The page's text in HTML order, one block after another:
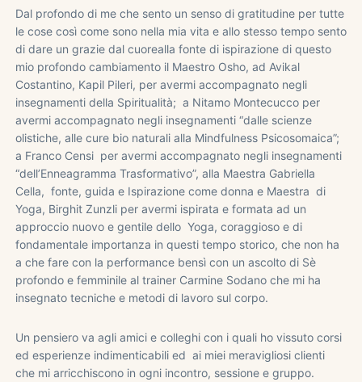
Dal profondo di me che sento un senso di gratitudine per tutte
le cose così come sono nella mia vita e allo stesso tempo sento
di dare un grazie dal cuorealla fonte di ispirazione di questo
mio profondo cambiamento il Maestro Osho, ad Avikal
Costantino, Kapil Pileri, per avermi accompagnato negli
insegnamenti della Spiritualità; a Nitamo Montecucco per
avermi accompagnato negli insegnamenti “dalle scienze
olistiche, alle cure bio naturali alla Mindfulness Psicosomaica”;
a Franco Censi per avermi accompagnato negli insegnamenti
“dell’Enneagramma Trasformativo”, alla Maestra Gabriella
Cella, fonte, guida e Ispirazione come donna e Maestra di
Yoga, Birghit Zunzli per avermi ispirata e formata ad un
approccio nuovo e gentile dello Yoga, coraggioso e di
fondamentale importanza in questi tempo storico, che non ha
a che fare con la performance bensì con un ascolto di Sè
profondo e femminile al trainer Carmine Sodano che mi ha
insegnato tecniche e metodi di lavoro sul corpo.
Un pensiero va agli amici e colleghi con i quali ho vissuto corsi
ed esperienze indimenticabili ed ai miei meravigliosi clienti
che mi arricchiscono in ogni incontro, sessione e gruppo.